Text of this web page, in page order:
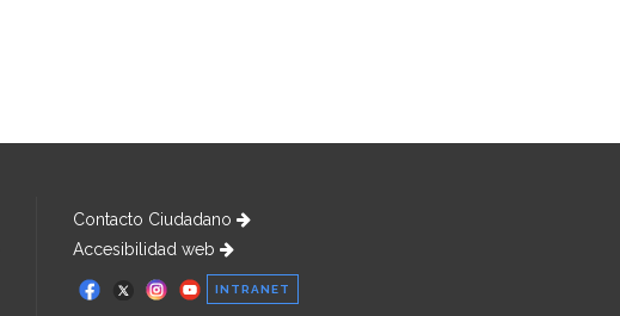
Contacto Ciudadano
Accesibilidad web
INTRANET